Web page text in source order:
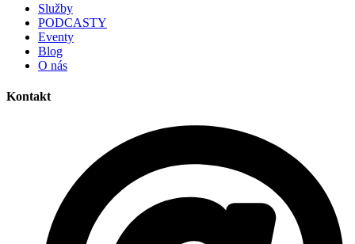
Služby
PODCASTY
Eventy
Blog
O nás
Kontakt